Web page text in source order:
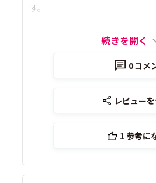
す。
続きを開く
0コメ
レビュー
1 参考に